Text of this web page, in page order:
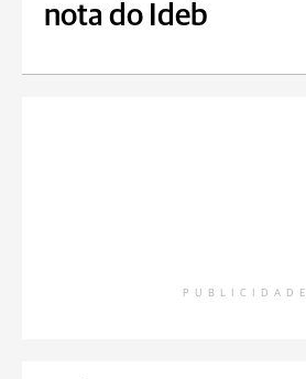
nota do Ideb
PUBLICIDADE